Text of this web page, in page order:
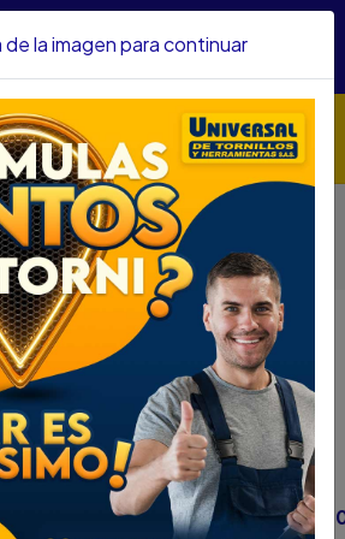
un KIT PARRILLERO por compras
Herramienta Neumática
Neumáticos
(DCGG571B)+BATERIA 4.0AH
12-20V (DCB1104)
DEWALTINAL
4.0AH
12-20V
(DCGG571B)+BATERIA
la imagen para continuar